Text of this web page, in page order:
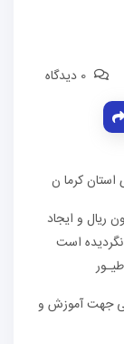
0 دیدگاه
کرما ن
با اعتبار 4500 میلیون ریال و ایجاد
جهت آموزش و